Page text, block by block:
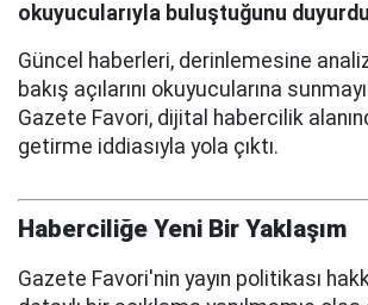
okuyucularıyla buluştuğunu
Güncel haberleri, derinlemesine
bakış açılarını okuyucularına
Gazete Favori, dijital habercilik
getirme iddiasıyla yola çıktı.
Haberciliğe Yeni Bir Yaklaşım
Gazete Favori'nin yayın politikası